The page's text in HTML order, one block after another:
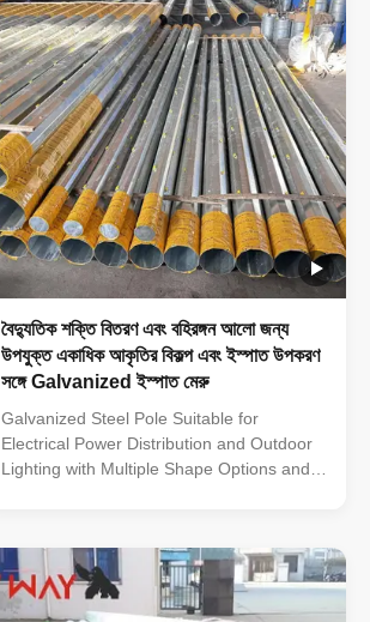
বৈদ্যুতিক শক্তি বিতরণ এবং বহিরঙ্গন আলো জন্য
উপযুক্ত একাধিক আকৃতির বিকল্প এবং ইস্পাত উপকরণ
সঙ্গে Galvanized ইস্পাত মেরু
Galvanized Steel Pole Suitable for
Electrical Power Distribution and Outdoor
Lighting with Multiple Shape Options and
Galvanized Line Transmission Steel Power
Pole Specification: Steel materials conform
to ASTM A36 with Q235(S235,SS400),